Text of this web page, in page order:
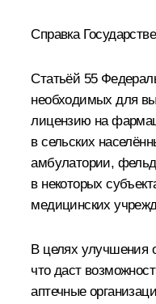
Справка
Статьёй 55
необходимых для
лицензию на
в сельских
амбулатории,
в некоторых
медицинских
В целях улучшения
что даст
аптечные